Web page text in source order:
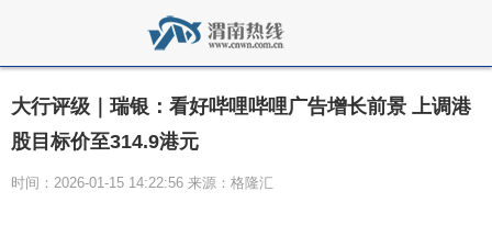
大行评级｜瑞银：看好哔哩哔哩广告增长前景 上调港
股目标价至314.9港元
时间：2026-01-15 14:22:56 来源：格隆汇